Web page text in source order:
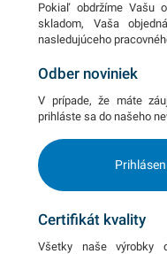
Pokiaľ obdržíme Vašu
skladom, Vaša
nasledujúceho
Odber noviniek
V prípade, že máte
prihláste sa do našeho
Certifikát kvality
Všetky naše výrobky